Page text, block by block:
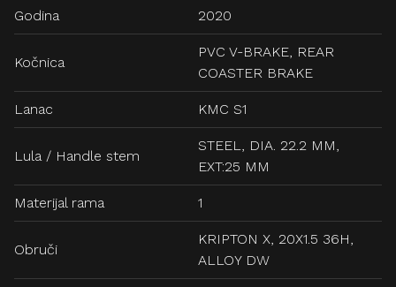
Godina 2020
Kočnica
PVC V-BRAKE, REAR
COASTER BRAKE
Lanac KMC S1
Lula / Handle stem
STEEL, DIA. 22.2 MM,
EXT:25 MM
Materijal rama 1
Obruči
KRIPTON X, 20X1.5 36H,
ALLOY DW